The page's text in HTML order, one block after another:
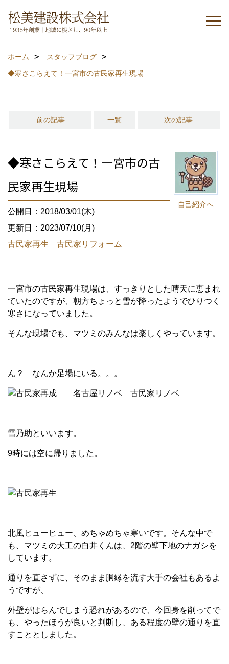
ホーム
スタッフブログ
◆寒さこらえて！一宮市の古民家再生現場
前の記事 一覧 次の記事
自己紹介へ
◆寒さこらえて！一宮市の古
民家再生現場
公開日：2018/03/01(木)
更新日：2023/07/10(月)
古民家再生 古民家リフォーム
一宮市の古民家再生現場は、すっきりとした晴天に恵まれ
ていたのですが、朝方ちょっと雪が降ったようでひりつく
寒さになっていました。
そんな現場でも、マツミのみんなは楽しくやっています。
ん？ なんか足場にいる。。。
雪乃助といいます。
9時には空に帰りました。
北風ヒューヒュー、めちゃめちゃ寒いです。そんな中で
も、マツミの大工の白井くんは、2階の壁下地のナガシを
しています。
通りを直さずに、そのまま胴縁を流す大手の会社もあるよ
うですが、
外壁がはらんでしまう恐れがあるので、今回身を削ってで
も、やったほうが良いと判断し、ある程度の壁の通りを直
すこととしました。